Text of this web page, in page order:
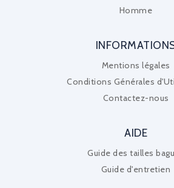
Homme
Mentions légales
Conditions Générales
Contactez-nous
AIDE
Guide des tailles
Guide d'entretien